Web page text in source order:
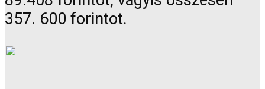
357. 600 forintot.